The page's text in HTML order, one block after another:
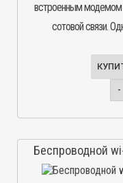
встроенным модемом
сотовой связи.
-
Беспроводной